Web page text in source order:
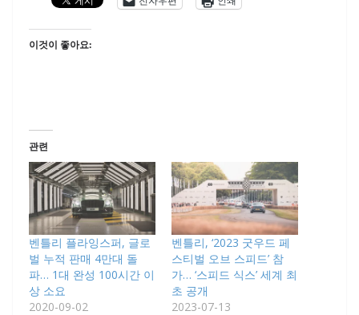
이것이 좋아요:
관련
벤틀리 플라잉스퍼, 글로
벌 누적 판매 4만대 돌
파… 1대 완성 100시간 이
상 소요
2020-09-02
벤틀리, ‘2023 굿우드 페
스티벌 오브 스피드’ 참
가… ‘스피드 식스’ 세계 최
초 공개
2023-07-13